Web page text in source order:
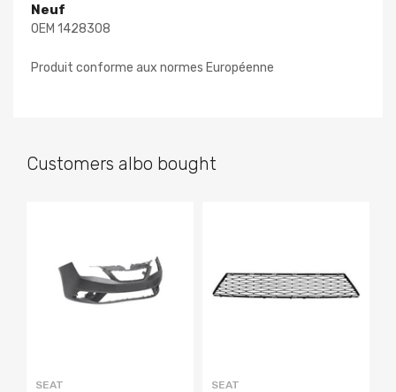
Neuf
OEM 1428308
Produit conforme aux normes Européenne
Customers albo bought
SEAT SEAT